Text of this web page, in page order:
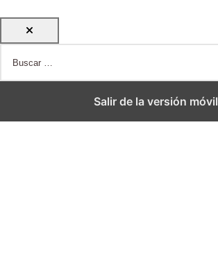
Salir de la versión móvil